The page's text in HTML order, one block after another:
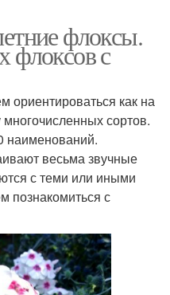
флоксы.
флоксов с
ориентироваться как на
многочисленных сортов.
наименований.
весьма звучные
с теми или иными
познакомиться с